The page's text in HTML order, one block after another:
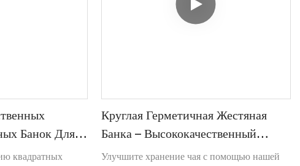
Банок Для
И
квадратных
Круглая Герметичная Жестяная
Банка – Высококачественный
Контейнер Для Хранения
Улучшите хранение чая с помощью нашей